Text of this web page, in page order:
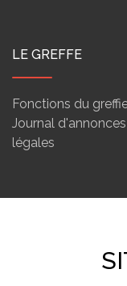
LE GREFFE
Fonctions du
Journal d'annonces
légales